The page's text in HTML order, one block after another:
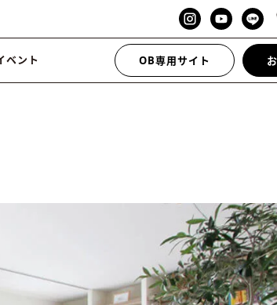
ベント OB専用サイト